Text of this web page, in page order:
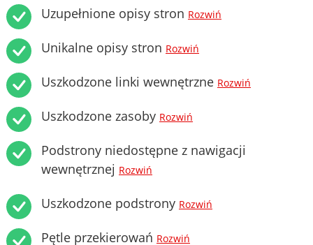
Uzupełnione opisy stron Rozwiń
Unikalne opisy stron Rozwiń
Uszkodzone linki wewnętrzne Rozwiń
Uszkodzone zasoby Rozwiń
Podstrony niedostępne z nawigacji
wewnętrznej Rozwiń
Uszkodzone podstrony Rozwiń
Pętle przekierowań Rozwiń